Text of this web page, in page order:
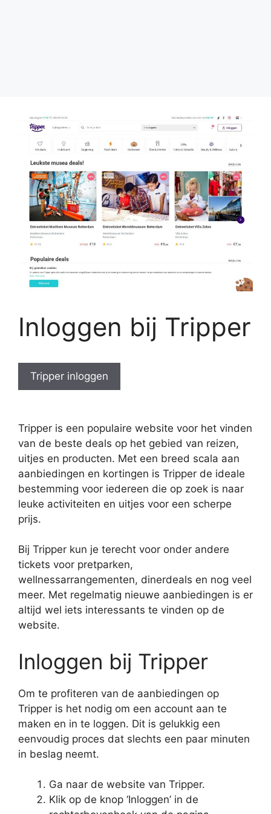
Inloggen bij Tripper
Tripper inloggen
Tripper is een populaire website voor het vinden
van de beste deals op het gebied van reizen,
uitjes en producten. Met een breed scala aan
aanbiedingen en kortingen is Tripper de ideale
bestemming voor iedereen die op zoek is naar
leuke activiteiten en uitjes voor een scherpe
prijs.
Bij Tripper kun je terecht voor onder andere
tickets voor pretparken,
wellnessarrangementen, dinerdeals en nog veel
meer. Met regelmatig nieuwe aanbiedingen is er
altijd wel iets interessants te vinden op de
website.
Inloggen bij Tripper
Om te profiteren van de aanbiedingen op
Tripper is het nodig om een account aan te
maken en in te loggen. Dit is gelukkig een
eenvoudig proces dat slechts een paar minuten
in beslag neemt.
Ga naar de website van Tripper.
Klik op de knop ‘Inloggen’ in de